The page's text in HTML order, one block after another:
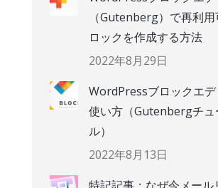
（Gutenberg）で再利
ロックを作成する方法
2022年8月29日
WordPressブロックエ
使い方（Gutenbergチュ
ル）
2022年8月13日